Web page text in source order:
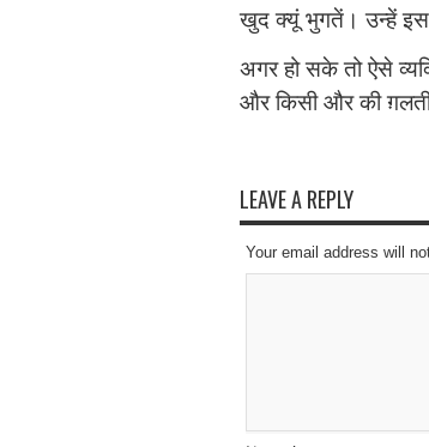
खुद क्यूं भुगतें। उन्हें इस
अगर हो सके तो ऐसे
और किसी और की
LEAVE A REPLY
Your email address will